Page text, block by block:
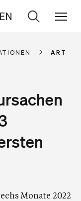
EN
Zur
Monate 2022